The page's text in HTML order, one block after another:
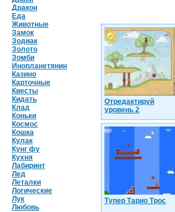
Дракон
Еда
Животные
Замок
Зодиак
Золото
Зомби
Инопланетянин
Казино
Карточные
Квесты
Кидать
Клад
Коньки
Космос
Кошка
Кулак
Кунг фу
Кухня
Лабиринт
Лед
Леталки
Логические
Лук
Любовь
Отредактируй
уровень 2
Тупер Тарио Трос